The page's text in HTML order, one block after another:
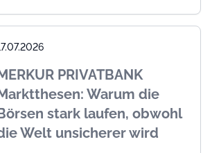
PRIVATBANK
Warum die
stark laufen, obwohl
Welt unsicherer wird